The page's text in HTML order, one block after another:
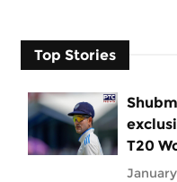
Top Stories
T20